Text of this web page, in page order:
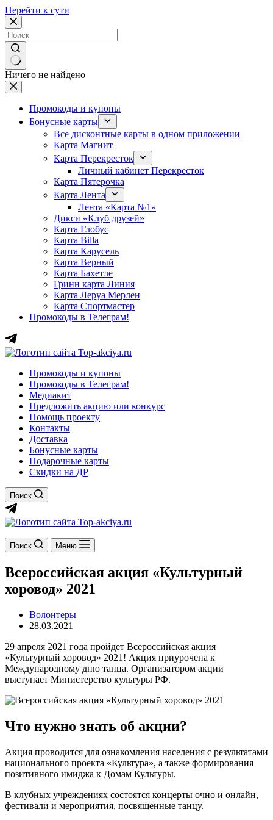
Перейти к сути
Ничего не найдено
Промокоды и купоны
Бонусные карты
Все дисконтные карты в одном приложении
Карта Магнит
Карта Перекресток
Личный кабинет Перекресток
Карта Пятерочка
Карта Лента
Лента «Карта №1»
Дикси «Клуб друзей»
Карта Глобус
Карта Billa
Карта Карусель
Карта Верный
Карта Бахетле
Гринн карта Линия
Карта Леруа Мерлен
Карта Спортмастер
Промокоды в Телеграм!
Промокоды и купоны
Промокоды в Телеграм!
Медиакит
Предложить акцию или конкурс
Помощь проекту
Контакты
Доставка
Бонусные карты
Подарочные карты
Скидки на ДР
Поиск
Поиск Меню
Всероссийская акция «Культурный
хоровод» 2021
Волонтеры
28.03.2021
29 апреля 2021 года пройдет Всероссийская акция
«Культурный хоровод» 2021! Акция приурочена к
Международному дню танца. Организатором акции
выступает Министерство культуры РФ.
Что нужно знать об акции?
Акция проводится для ознакомления населения с результатами
национального проекта «Культура», а также формирования
позитивного имиджа к Домам Культуры.
В клубных учреждениях состоятся концерты очно и онлайн,
фестивали и мероприятия, посвященные танцу.